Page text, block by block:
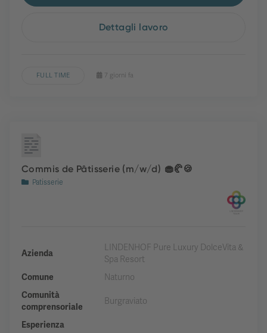
Dettagli lavoro
FULL TIME 7 giorni fa
Commis de Pâtisserie (m/w/d) 🧁🥐🍪
Patisserie
Azienda
LINDENHOF Pure Luxury DolceVita &
Spa Resort
Comune
Naturno
Comunità
comprensoriale
Burgraviato
Esperienza